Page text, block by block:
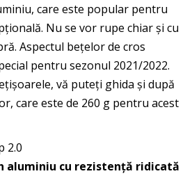
care este popular pentru
Nu se vor rupe chiar și cu
Aspectul bețelor de cros
pentru sezonul 2021/2022.
vă puteți ghida și după
care este de 260 g pentru acest
2.0
aluminiu cu rezistență ridicată